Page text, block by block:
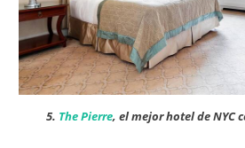
5. The Pierre, el mejor hotel de NYC